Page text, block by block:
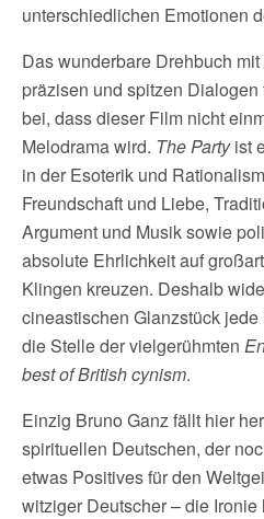
unterschiedlichen Emotionen
Das wunderbare Drehbuch
präzisen und spitzen
bei, dass dieser Film nicht
Melodrama wird. The Partyist
in der Esoterik und
Freundschaft und Liebe,
Argument und Musik sowie
absolute Ehrlichkeit auf
Klingen kreuzen. Deshalb
cineastischen Glanzstück
die Stelle der vielgerühmten
best of British cynism.
Einzig Bruno Ganz fällt hier
spirituellen Deutschen, der
etwas Positives für den
witziger Deutscher – die Ironie